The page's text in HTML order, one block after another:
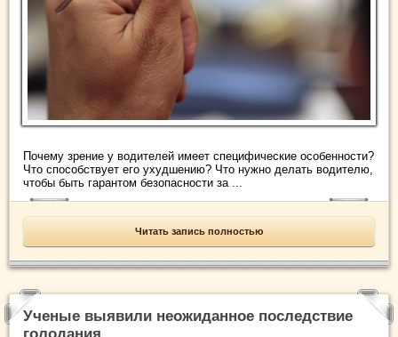
Почему зрение у водителей имеет специфические особенности?
Что способствует его ухудшению? Что нужно делать водителю,
чтобы быть гарантом безопасности за ...
Читать запись полностью
Ученые выявили неожиданное последствие